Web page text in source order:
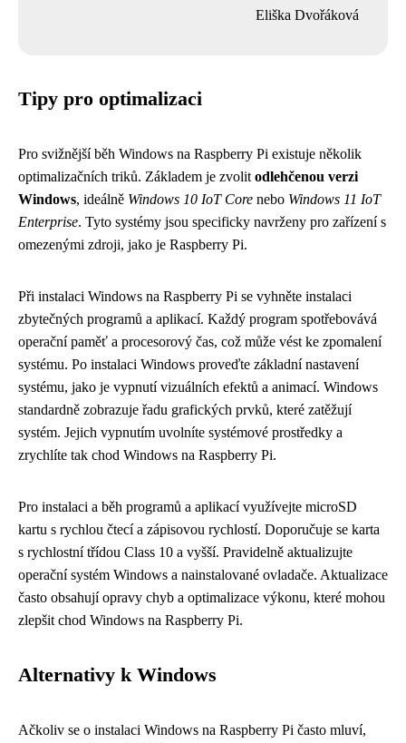
Eliška Dvořáková
Tipy pro optimalizaci
Pro svižnější běh Windows na Raspberry Pi existuje několik
optimalizačních triků. Základem je zvolit odlehčenou verzi
Windows, ideálně Windows 10 IoT Core nebo Windows 11 IoT
Enterprise. Tyto systémy jsou specificky navrženy pro zařízení s
omezenými zdroji, jako je Raspberry Pi.
Při instalaci Windows na Raspberry Pi se vyhněte instalaci
zbytečných programů a aplikací. Každý program spotřebovává
operační paměť a procesorový čas, což může vést ke zpomalení
systému. Po instalaci Windows proveďte základní nastavení
systému, jako je vypnutí vizuálních efektů a animací. Windows
standardně zobrazuje řadu grafických prvků, které zatěžují
systém. Jejich vypnutím uvolníte systémové prostředky a
zrychlíte tak chod Windows na Raspberry Pi.
Pro instalaci a běh programů a aplikací využívejte microSD
kartu s rychlou čtecí a zápisovou rychlostí. Doporučuje se karta
s rychlostní třídou Class 10 a vyšší. Pravidelně aktualizujte
operační systém Windows a nainstalované ovladače. Aktualizace
často obsahují opravy chyb a optimalizace výkonu, které mohou
zlepšit chod Windows na Raspberry Pi.
Alternativy k Windows
Ačkoliv se o instalaci Windows na Raspberry Pi často mluví,